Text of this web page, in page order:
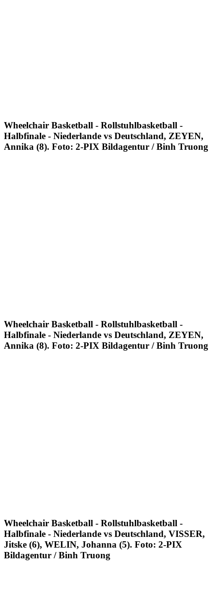
Wheelchair Basketball - Rollstuhlbasketball -
Halbfinale - Niederlande vs Deutschland, ZEYEN,
Annika (8). Foto: 2-PIX Bildagentur / Binh Truong
Wheelchair Basketball - Rollstuhlbasketball -
Halbfinale - Niederlande vs Deutschland, ZEYEN,
Annika (8). Foto: 2-PIX Bildagentur / Binh Truong
Wheelchair Basketball - Rollstuhlbasketball -
Halbfinale - Niederlande vs Deutschland, VISSER,
Jitske (6), WELIN, Johanna (5). Foto: 2-PIX
Bildagentur / Binh Truong